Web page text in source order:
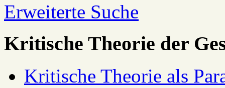
Erweiterte Suche
Kritische Theorie der
Kritische Theorie als